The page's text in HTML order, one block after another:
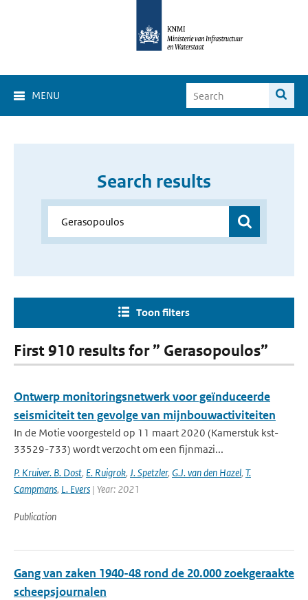
MENU
Search results
Toon filters
First 910 results for ” Gerasopoulos”
Ontwerp monitoringsnetwerk voor geïnduceerde
seismiciteit ten gevolge van mijnbouwactiviteiten
In de Motie voorgesteld op 11 maart 2020 (Kamerstuk kst-
33529-733) wordt verzocht om een fijnmazi...
P. Kruiver. B. Dost, E. Ruigrok, J. Spetzler, G.J. van den Hazel, T.
Campmans, L. Evers | Year: 2021
Publication
Gang van zaken 1940-48 rond de 20.000 zoekgeraakte
scheepsjournalen